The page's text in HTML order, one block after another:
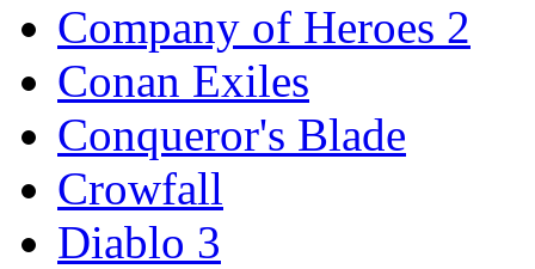
Company of Heroes 2
Conan Exiles
Conqueror's Blade
Crowfall
Diablo 3